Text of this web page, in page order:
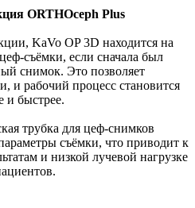
ORTHOceph Plus
KaVo OP 3D находится на
съёмки, если сначала был
снимок. Это позволяет
и рабочий процесс становится
и быстрее.
трубка для цеф-снимков
съёмки, что приводит к
и низкой лучевой нагрузке